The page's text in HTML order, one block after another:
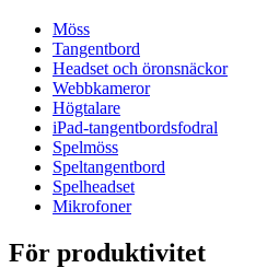
Möss
Tangentbord
Headset och öronsnäckor
Webbkameror
Högtalare
iPad-tangentbordsfodral
Spelmöss
Speltangentbord
Spelheadset
Mikrofoner
För produktivitet